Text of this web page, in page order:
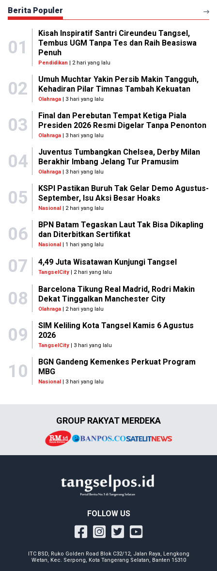
Berita Populer
01
Kisah Inspiratif Santri Cireundeu Tangsel,
Tembus UGM Tanpa Tes dan Raih Beasiswa
Penuh
Pendidikan | 2 hari yang lalu
02
Umuh Muchtar Yakin Persib Makin Tangguh,
Kehadiran Pilar Timnas Tambah Kekuatan
Olahraga| 3 hari yang lalu
03
Final dan Perebutan Tempat Ketiga Piala
Presiden 2026 Resmi Digelar Tanpa Penonton
Olahraga| 3 hari yang lalu
04
Juventus Tumbangkan Chelsea, Derby Milan
Berakhir Imbang Jelang Tur Pramusim
Olahraga| 3 hari yang lalu
05
KSPI Pastikan Buruh Tak Gelar Demo Agustus-
September, Isu Aksi Besar Hoaks
Nasional| 2 hari yang lalu
06
BPN Batam Tegaskan Laut Tak Bisa Dikapling
dan Diterbitkan Sertifikat
Nasional| 1 hari yang lalu
07 4,49 Juta Wisatawan Kunjungi Tangsel
TangselCity | 2 hari yang lalu
08
Barcelona Tikung Real Madrid, Rodri Makin
Dekat Tinggalkan Manchester City
Olahraga| 2 hari yang lalu
09
SIM Keliling Kota Tangsel Kamis 6 Agustus
2026
TangselCity| 3 hari yang lalu
10
BGN Gandeng Kemenkes Perkuat Program
MBG
Nasional| 3 hari yang lalu
GROUP RAKYAT MERDEKA
FOLLOW US
ITC BSD, Ruko Golden Road Blok C32/12, Jalan Raya, Lengkong
Wetan, Kec. Serpong, Kota Tangerang Selatan, Banten 15310